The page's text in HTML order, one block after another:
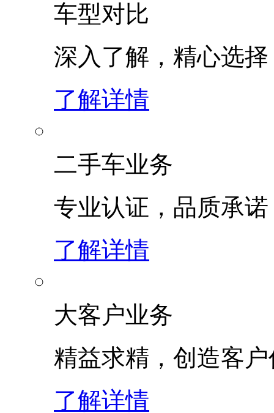
车型对比
深入了解，精心选择
了解详情
二手车业务
专业认证，品质承诺
了解详情
大客户业务
精益求精，创造客
了解详情